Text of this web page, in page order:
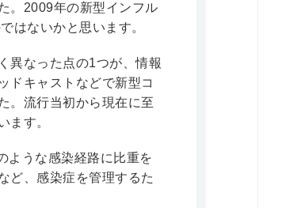
。2009年の新型インフル
はないかと思います。
異なった点の1つが、情報
ドキャストなどで新型コ
。流行当初から現在に至
ます。
ような感染経路に比重を
ど、感染症を管理するた